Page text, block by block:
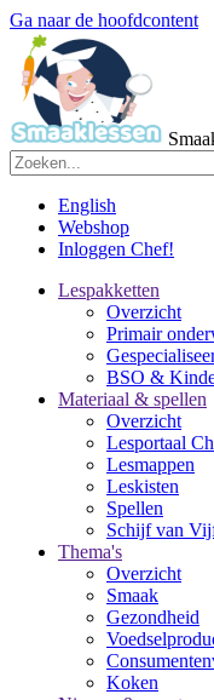
Ga naar de hoofdcontent
English
Webshop
Inloggen Chef!
Lespakketten
Overzicht
Primair
BSO &
Materiaal & spellen
Overzicht
Lesportaal
Lesmappen
Leskisten
Spellen
Schijf van
Thema's
Overzicht
Smaak
Gezondheid
Koken